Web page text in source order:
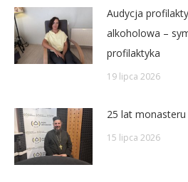
Audycja
alkoholowa –
profilaktyka
19 lipca 2026
25 lat monasteru
15 lipca 2026